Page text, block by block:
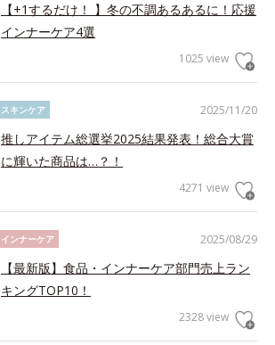
【+1するだけ！ 】冬の不調あるあるに！応援
インナーケア4選
1025 view
2025/11/20
スキンケア
推しアイテム総選挙2025結果発表！総合大賞
に輝いた商品は…？！
4271 view
2025/08/29
インナーケア
【最新版】食品・インナーケア部門売上ラン
キングTOP10！
2328 view